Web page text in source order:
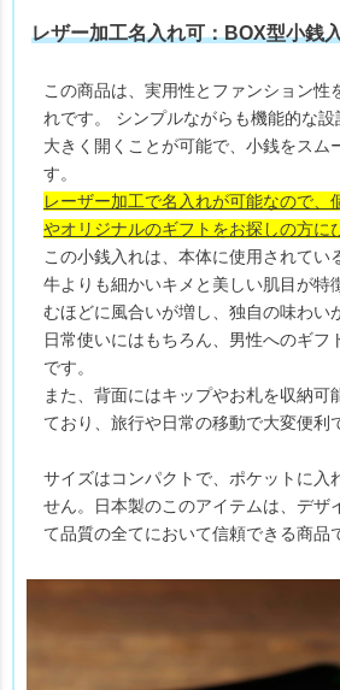
レザー加工名入れ可：BOX型小銭
この商品は、実用性とファンション性
れです。 シンプルながらも機能的な
大きく開くことが可能で、小銭をスム
す。
レーザー加工で名入れが可能なので、
やオリジナルのギフトをお探しの方に
この小銭入れは、本体に使用されてい
牛よりも細かいキメと美しい肌目が特
むほどに風合いが増し、独自の味わい
日常使いにはもちろん、男性へのギフ
です。
また、背面にはキップやお札を収納可
ており、旅行や日常の移動で大変便利
サイズはコンパクトで、ポケットに入
せん。日本製のこのアイテムは、デザ
て品質の全てにおいて信頼できる商品